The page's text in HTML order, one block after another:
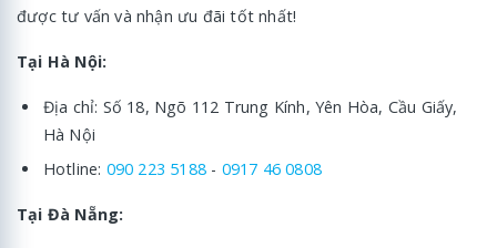
được tư vấn và nhận ưu đãi tốt nhất!
Tại Hà Nội:
Địa chỉ: Số 18, Ngõ 112 Trung Kính, Yên Hòa, Cầu Giấy,
Hà Nội
Hotline: 090 223 5188 - 0917 46 0808
Tại Đà Nẵng: